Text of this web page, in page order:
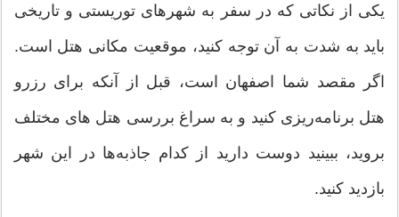
یکی از نکاتی که در سفر به شهرهای توریستی و تاریخی
باید به شدت به آن توجه کنید، موقعیت مکانی هتل است.
اگر مقصد شما اصفهان است، قبل از آنکه برای رزرو
هتل برنامه‌ریزی کنید و به سراغ بررسی هتل های مختلف
بروید، ببینید دوست دارید از کدام جاذبه‌ها در این شهر
بازدید کنید.